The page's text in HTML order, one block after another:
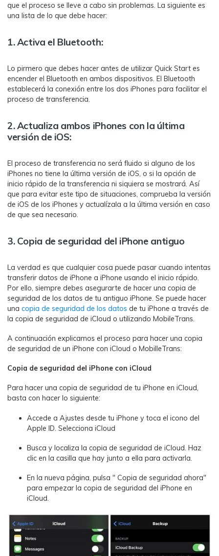
que el proceso se lleve a cabo sin problemas. La siguiente es
una lista de lo que debe hacer:
1. Activa el Bluetooth:
Lo pirmero que debes hacer antes de utilizar Quick Start es
encender el Bluetooth en ambos dispositivos. El Bluetooth
establecerá la conexión entre los dos iPhones para facilitar el
proceso de transferencia.
2. Actualiza ambos iPhones con la última
versión de iOS:
El proceso de transferencia no será fluido si alguno de los
iPhones no tiene la última versión de iOS, o si la opción de
inicio rápido de la transferencia ni siquiera se mostrará. Así
que para evitar este tipo de situaciones, comprueba la versión
de iOS de los iPhones y actualízala a la última versión en caso
de que sea necesario.
3. Copia de seguridad del iPhone antiguo
La verdad es que cualquier cosa puede pasar cuando intentas
transferir datos de iPhone a iPhone usando el inicio rápido.
Por ello, siempre debes asegurarte de hacer una copia de
seguridad de los datos de tu antiguo iPhone. Se puede hacer
una copia de seguridad de los datos de tu iPhone a través de
la copia de seguridad de iCloud o utilizando MobileTrans.
A continuación explicamos el proceso para hacer una copia
de seguridad de un iPhone con iCloud o MobilleTrans:
Copia de seguridad del iPhone con iCloud
Para hacer una copia de seguridad de tu iPhone en iCloud,
basta con hacer lo siguiente:
Accede a Ajustes desde tu iPhone y toca el icono del
Apple ID. Selecciona iCloud
Busca y localiza la copia de seguridad de iCloud. Haz
clic en la casilla que hay junto a ella para activarla.
En la nueva página, pulsa " Copia de seguridad ahora"
para empezar la copia de seguridad del iPhone en
iCloud.